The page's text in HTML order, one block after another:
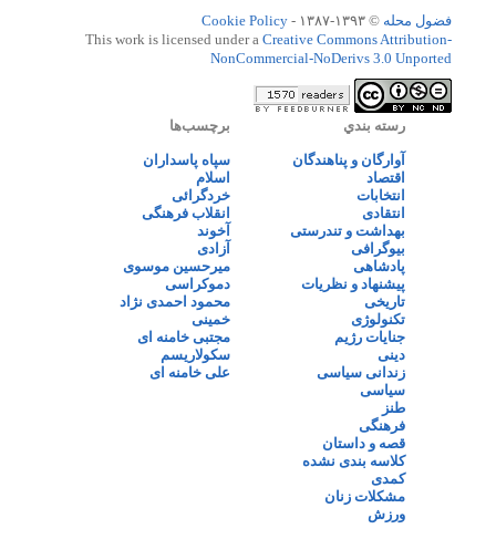
فضول محله © ۱۳۹۳-۱۳۸۷ -
Cookie Policy
This work is licensed under a Creative Commons Attribution-
NonCommercial-NoDerivs 3.0 Unported
رسته بندي
آوارگان و پناهندگان
اقتصاد
انتخابات
انتقادی
بهداشت و تندرستی
بیوگرافی
پادشاهی
پیشنهاد و نظریات
تاریخی
تکنولوژی
جنایات رژیم
دینی
زندانی سیاسی
سیاسی
طنز
فرهنگی
قصه و داستان
کلاسه بندی نشده
کمدی
مشکلات زنان
ورزش
برچسب‌ها
سپاه پاسداران
اسلام
خردگرائی
انقلاب فرهنگی
آخوند
آزادی
میرحسین موسوی
دموکراسی
محمود احمدی نژاد
خمینی
مجتبی خامنه ای
سکولاریسم
علی خامنه ای